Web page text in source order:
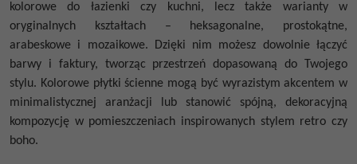
kolorowe do łazienki czy kuchni, lecz także warianty w
oryginalnych kształtach – heksagonalne, prostokątne,
arabeskowe i mozaikowe. Dzięki nim możesz dowolnie łączyć
barwy i faktury, tworząc przestrzeń dopasowaną do Twojego
stylu. Kolorowe płytki ścienne mogą być wyrazistym akcentem w
minimalistycznej aranżacji lub stanowić spójną, dekoracyjną
kompozycję w pomieszczeniach inspirowanych stylem retro czy
boho.